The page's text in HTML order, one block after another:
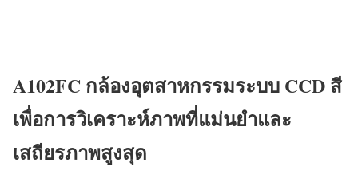
A102FC กล้องอุตสาหกรรมระบบ CCD สี
เพื่อการวิเคราะห์ภาพที่แม่นยำและ
เสถียรภาพสูงสุด